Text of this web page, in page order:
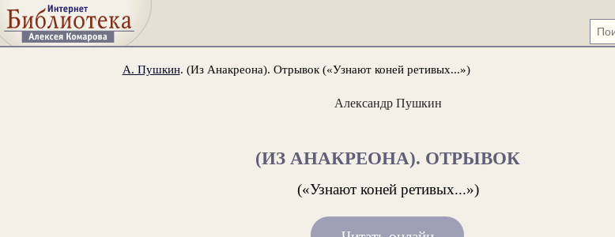
А. Пушкин. (Из Анакреона). Отрывок («Узнают коней ретивых...»)
Александр Пушкин
(ИЗ АНАКРЕОНА). ОТРЫВОК
(«Узнают коней ретивых...»)